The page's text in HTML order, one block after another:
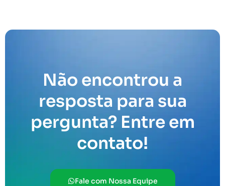
Não encontrou a
resposta para sua
pergunta? Entre em
contato!
Fale com Nossa Equipe